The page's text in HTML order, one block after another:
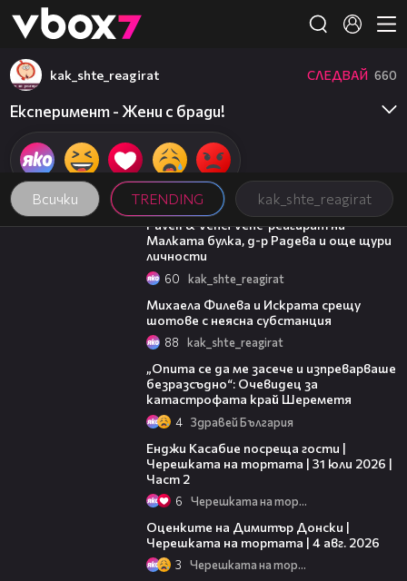
👾
Всички TRENDING kak_shte_reagirat
kak_shte_reagirat СЛЕДВАЙ 660
Експеримент - Жени с бради!
03:07
Pavell & Venci Venc' реагират на
Малката булка, д-р Радева и още щури
личности
60 kak_shte_reagirat
Михаела Филева и Искрата срещу
шотове с неясна субстанция
88 kak_shte_reagirat
„Опита се да ме засече и изпреварваше
безразсъдно“: Очевидец за
катастрофата край Шереметя
4 Здравей България
Енджи Касабие посреща гости |
Черешката на тортата | 31 юли 2026 |
Част 2
6 Черешката на тортата
Оценките на Димитър Донски |
Черешката на тортата | 4 авг. 2026
3 Черешката на тортата